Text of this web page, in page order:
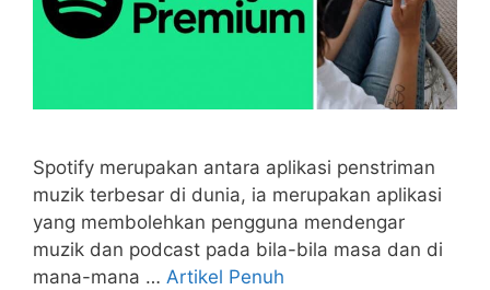
Spotify merupakan antara aplikasi penstriman
muzik terbesar di dunia, ia merupakan aplikasi
yang membolehkan pengguna mendengar
muzik dan podcast pada bila-bila masa dan di
mana-mana … Artikel Penuh